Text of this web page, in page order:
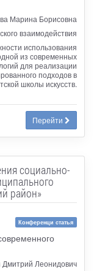
Марина Борисовна
взаимодействия
использования
из современных
для реализации
подходов в
школы искусств.
Перейти
социально-
район»
Конференци статья
Дмитрий Леонидович